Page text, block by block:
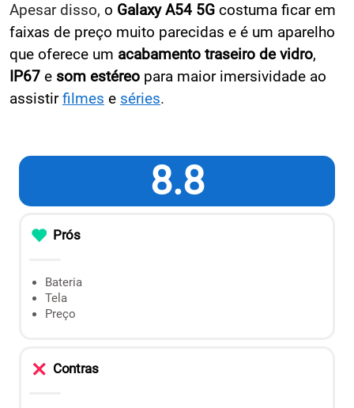
Apesar disso, o Galaxy A54 5G costuma ficar em
faixas de preço muito parecidas e é um aparelho
que oferece um acabamento traseiro de vidro,
IP67 e som estéreo para maior imersividade ao
assistirfilmes e séries.
8.8
Prós
Bateria
Tela
Preço
Contras